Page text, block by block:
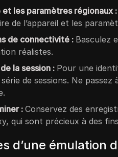
et les paramètres régionaux :
de l’appareil et les
de connectivité : Basculez
réalistes.
la session : Pour une
de sessions. Ne
: Conservez des
qui sont précieux à des
d’une émulation